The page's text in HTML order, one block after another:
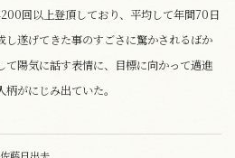
回以上登頂しており、平均して年間70日
し遂げてきた事のすごさに驚かされるばか
て陽気に話す表情に、目標に向かって邁進
がにじみ出ていた。